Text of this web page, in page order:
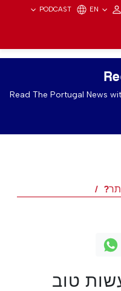
PODCAST EN
Read The Portugal News
טוב